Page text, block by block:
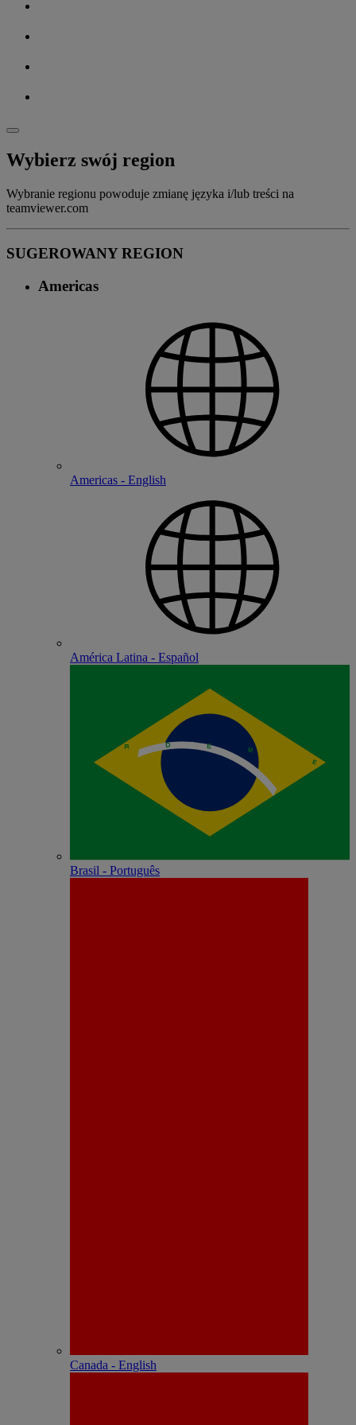
Wybierz swój region
Wybranie regionu powoduje zmianę języka i/lub treści na
teamviewer.com
SUGEROWANY REGION
Americas
Americas - English
América Latina - Español
Brasil - Português
Canada - English